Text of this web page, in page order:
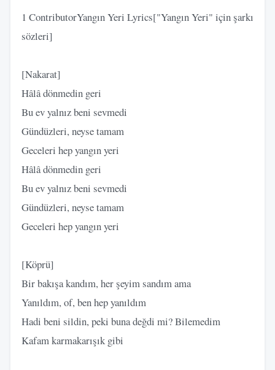
1 ContributorYangın Yeri Lyrics["Yangın Yeri" için şarkı
sözleri]
[Nakarat]
Hâlâ dönmedin geri
Bu ev yalnız beni sevmedi
Gündüzleri, neyse tamam
Geceleri hep yangın yeri
Hâlâ dönmedin geri
Bu ev yalnız beni sevmedi
Gündüzleri, neyse tamam
Geceleri hep yangın yeri
[Köprü]
Bir bakışa kandım, her şeyim sandım ama
Yanıldım, of, ben hep yanıldım
Hadi beni sildin, peki buna değdi mi? Bilemedim
Kafam karmakarışık gibi